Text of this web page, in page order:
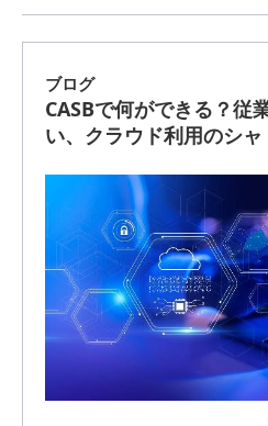
ブログ
CASBで何ができる？従
い、クラウド利用のシ